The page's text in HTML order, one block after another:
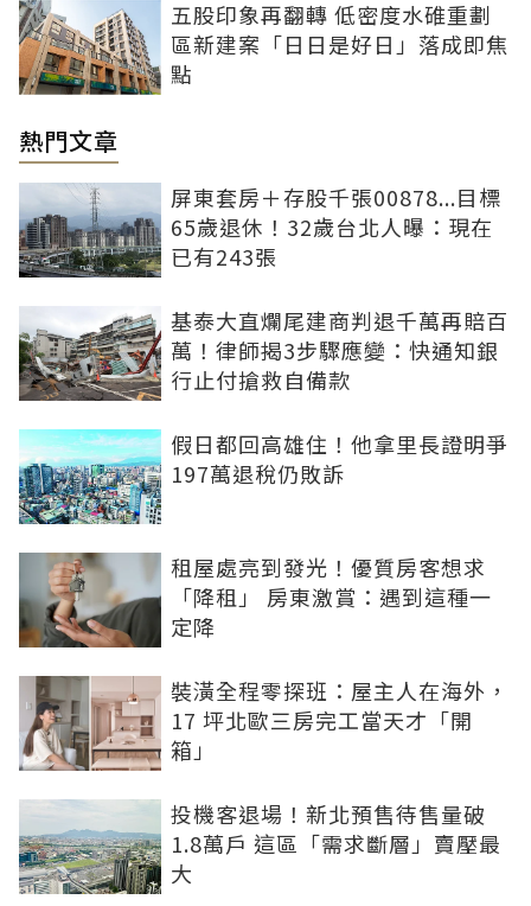
五股印象再翻轉 低密度水碓重劃
區新建案「日日是好日」落成即焦
點
熱門文章
屏東套房＋存股千張00878...目標
65歲退休！32歲台北人曝：現在
已有243張
基泰大直爛尾建商判退千萬再賠百
萬！律師揭3步驟應變：快通知銀
行止付搶救自備款
假日都回高雄住！他拿里長證明爭
197萬退稅仍敗訴
租屋處亮到發光！優質房客想求
「降租」 房東激賞：遇到這種一
定降
裝潢全程零探班：屋主人在海外，
17 坪北歐三房完工當天才「開
箱」
投機客退場！新北預售待售量破
1.8萬戶 這區「需求斷層」賣壓最
大